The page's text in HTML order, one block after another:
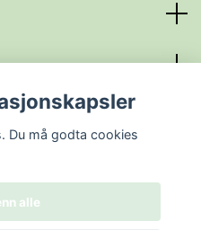
Du må godta cookies
alle